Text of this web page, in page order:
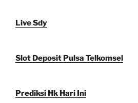
Live Sdy
Slot Deposit Pulsa Telkomsel
Prediksi Hk Hari Ini